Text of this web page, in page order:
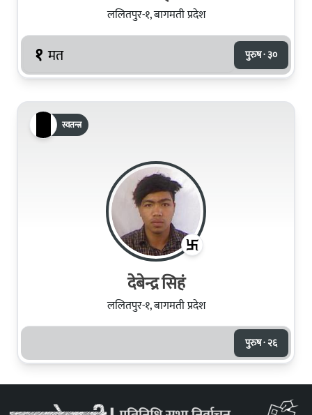
ललितपुर-१, बागमती प्रदेश
१ मत पुरुष · ३०
स्वतन्त्र
देबेन्द्र सिहं
ललितपुर-१, बागमती प्रदेश
पुरुष · २६